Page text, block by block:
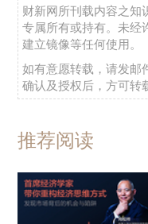
财新网所刊载内容之知
专属所有或持有。未经
建立镜像等任何使用。
如有意愿转载，请发邮
确认及授权后，方可转
推荐阅读